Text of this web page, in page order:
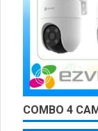
COMBO 4